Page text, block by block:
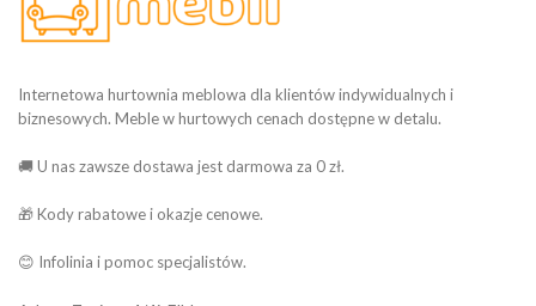
Internetowa hurtownia meblowa dla klientów indywidualnych i
biznesowych. Meble w hurtowych cenach dostępne w detalu.
🚚 U nas zawsze dostawa jest darmowa za 0 zł.
🎁 Kody rabatowe i okazje cenowe.
😊 Infolinia i pomoc specjalistów.